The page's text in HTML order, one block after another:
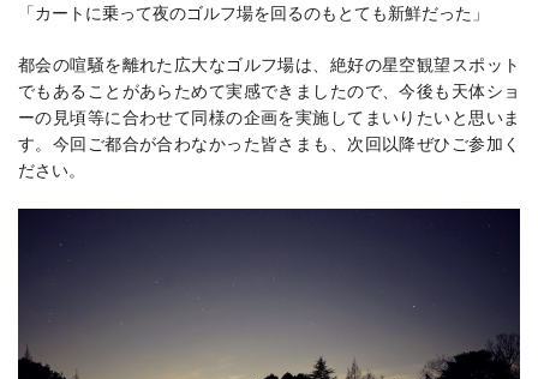
「カートに乗って夜のゴルフ場を回るのもとても新鮮だった」
都会の喧騒を離れた広大なゴルフ場は、絶好の星空観望スポット
でもあることがあらためて実感できましたので、今後も天体ショ
ーの見頃等に合わせて同様の企画を実施してまいりたいと思いま
す。今回ご都合が合わなかった皆さまも、次回以降ぜひご参加く
ださい。